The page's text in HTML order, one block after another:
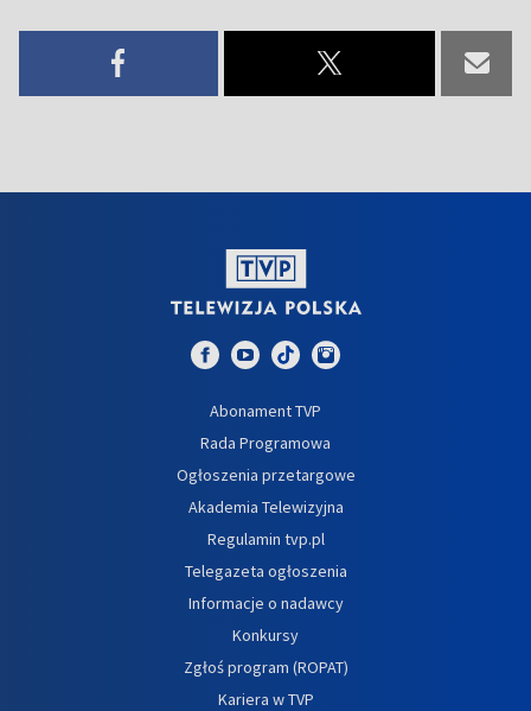
Abonament TVP
Rada Programowa
Ogłoszenia przetargowe
Akademia Telewizyjna
Regulamin tvp.pl
Telegazeta ogłoszenia
Informacje o nadawcy
Konkursy
Zgłoś program (ROPAT)
Kariera w TVP